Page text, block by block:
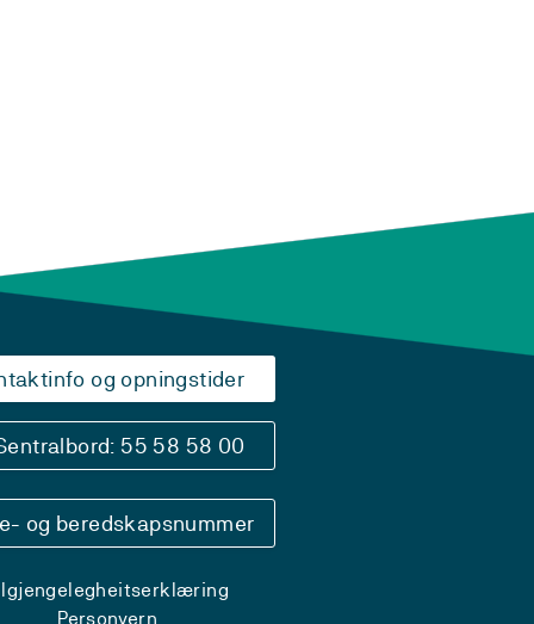
og opningstider
55 58 58 00
og beredskapsnummer
Personvern